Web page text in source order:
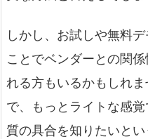
しかし、お試しや無料
ことでベンダーとの関
れる方もいるかもしれ
で、もっとライトな感
質の具合を知りたいと